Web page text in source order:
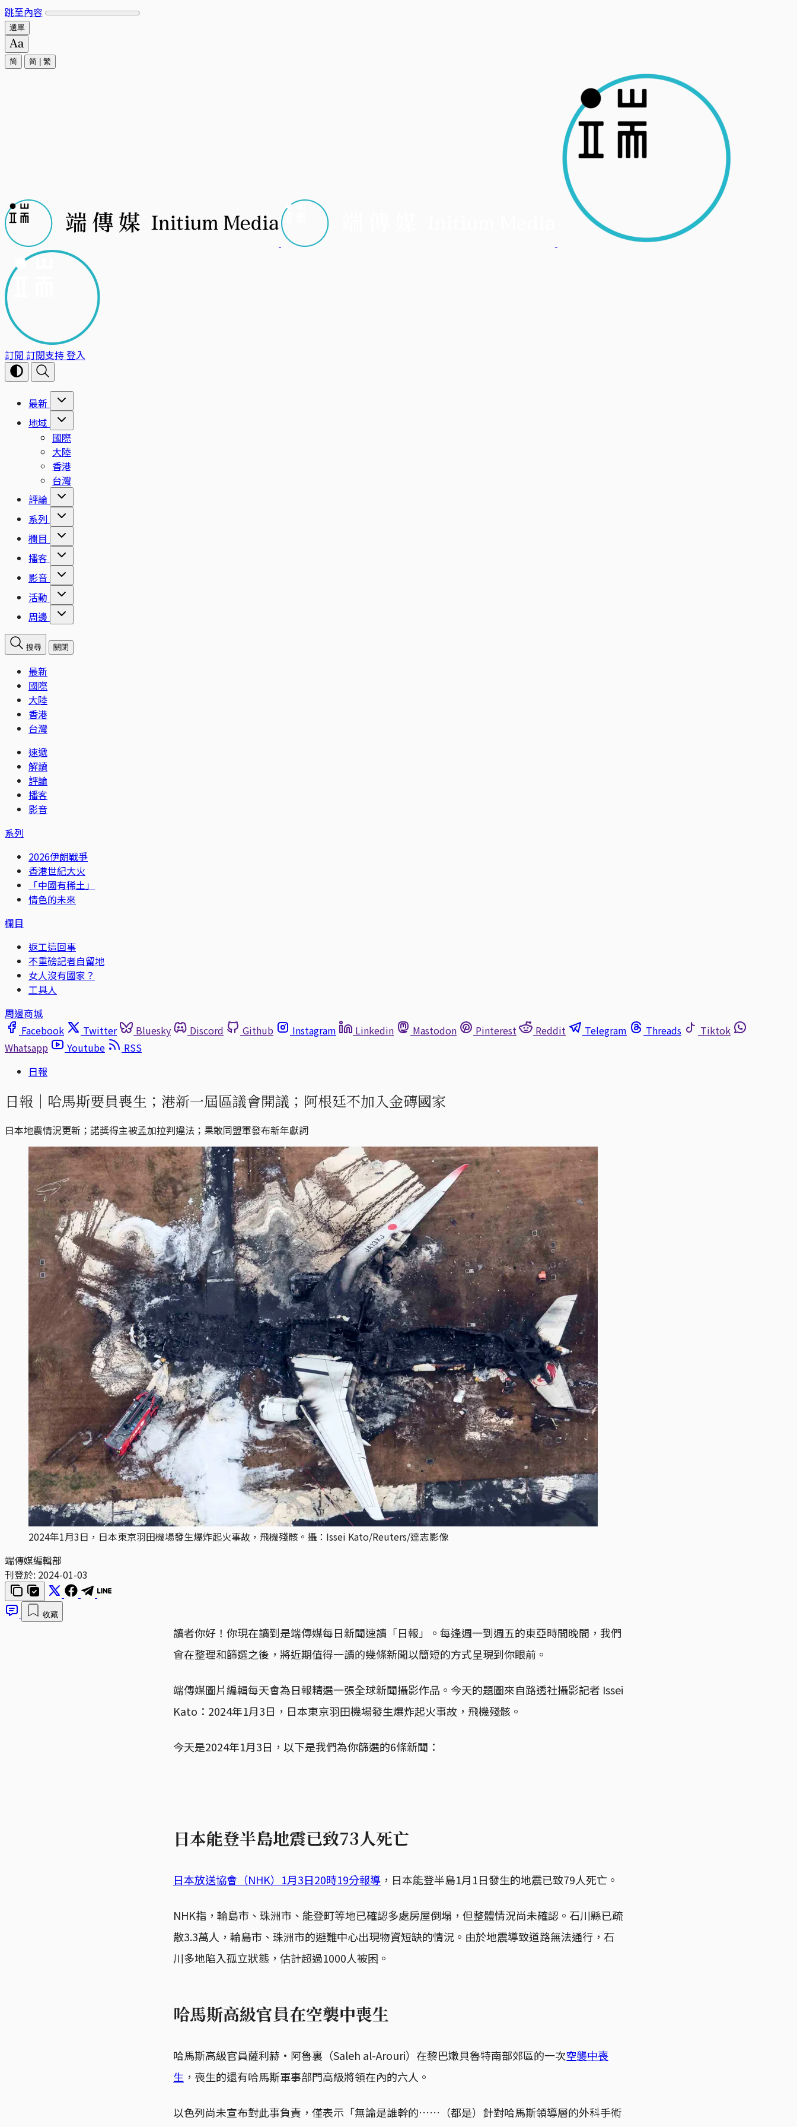
跳至內容
選單
简 简 繁
訂閱 訂閱支持登入
最新
地域
國際
大陸
香港
台灣
評論
系列
欄目
播客
影音
活動
周邊
搜尋 關閉
最新
國際
大陸
香港
台灣
速遞
解讀
評論
播客
影音
系列
2026伊朗戰爭
香港世紀大火
「中國有稀土」
情色的未來
欄目
返工這回事
不重磅記者自留地
女人沒有國家？
工具人
周邊商城
Facebook
Twitter Bluesky Discord Github Instagram Linkedin Mastodon Pinterest Reddit Telegram Threads
Tiktok
Whatsapp
Youtube
RSS
日報
日報｜哈馬斯要員喪生；港新一屆區議會開議；阿根廷不加入金磚國家
日本地震情況更新；諾獎得主被孟加拉判違法；果敢同盟軍發布新年獻詞
2024年1月3日，日本東京羽田機場發生爆炸起火事故，飛機殘骸。攝：Issei Kato/Reuters/達志影像
端傳媒編輯部
刊登於: 2024-01-03
收藏
讀者你好！你現在讀到是端傳媒每日新聞速讀「日報」。每逢週一到週五的東亞時間晚間，我們
會在整理和篩選之後，將近期值得一讀的幾條新聞以簡短的方式呈現到你眼前。
端傳媒圖片編輯每天會為日報精選一張全球新聞攝影作品。今天的題圖來自路透社攝影記者 Issei
Kato：2024年1月3日，日本東京羽田機場發生爆炸起火事故，飛機殘骸。
今天是2024年1月3日，以下是我們為你篩選的6條新聞：
日本能登半島地震已致73人死亡
日本放送協會（NHK）1月3日20時19分報導 ，日本能登半島1月1日發生的地震已致79人死亡。
NHK指，輪島市、珠洲市、能登町等地已確認多處房屋倒塌，但整體情況尚未確認。石川縣已疏
散3.3萬人，輪島市、珠洲市的避難中心出現物資短缺的情況。由於地震導致道路無法通行，石
川多地陷入孤立狀態，估計超過1000人被困。
哈馬斯高級官員在空襲中喪生
哈馬斯高級官員薩利赫·阿魯裏（Saleh al-Arouri）在黎巴嫩貝魯特南部郊區的一次空襲中喪
生 ，喪生的還有哈馬斯軍事部門高級將領在內的六人。
以色列尚未宣布對此事負責，僅表示「無論是誰幹的……（都是）針對哈馬斯領導層的外科手術